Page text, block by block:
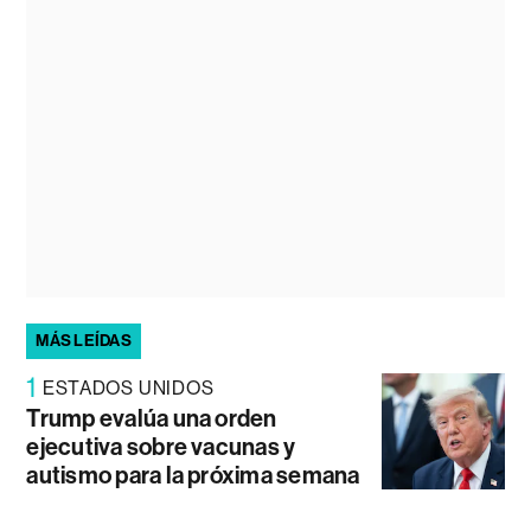
MÁS LEÍDAS
1 ESTADOS UNIDOS
Trump evalúa una orden
ejecutiva sobre vacunas y
autismo para la próxima semana